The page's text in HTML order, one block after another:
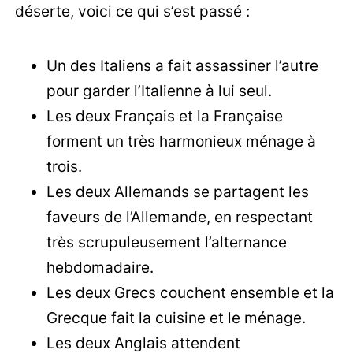
déserte, voici ce qui s’est passé :
Un des Italiens a fait assassiner l’autre
pour garder l’Italienne à lui seul.
Les deux Français et la Française
forment un très harmonieux ménage à
trois.
Les deux Allemands se partagent les
faveurs de l’Allemande, en respectant
très scrupuleusement l’alternance
hebdomadaire.
Les deux Grecs couchent ensemble et la
Grecque fait la cuisine et le ménage.
Les deux Anglais attendent